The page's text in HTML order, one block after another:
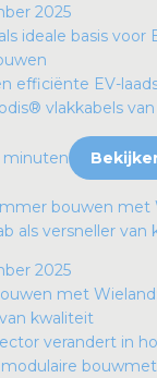
2025
ideale basis voor
efficiënte EV-
vlakkabels
minuten
2025
met
kwaliteit
verandert in